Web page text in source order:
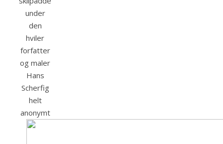
under
den
hviler
forfatter
og maler
Hans
Scherfig
helt
anonymt